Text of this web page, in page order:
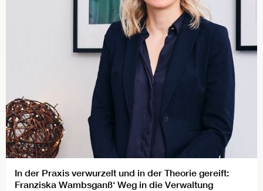
In der Praxis verwurzelt und in der Theorie gereift:
Franziska Wambsganß‘ Weg in die Verwaltung